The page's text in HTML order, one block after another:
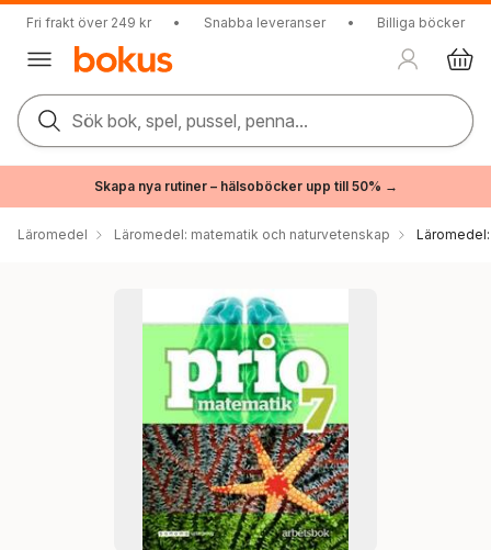
Fri frakt över 249 kr • Snabba leveranser • Billiga böcker
Sök bok, spel, pussel, penna...
Skapa nya rutiner – hälsoböcker upp till 50% →
Läromedel Läromedel: matematik och naturvetenskap